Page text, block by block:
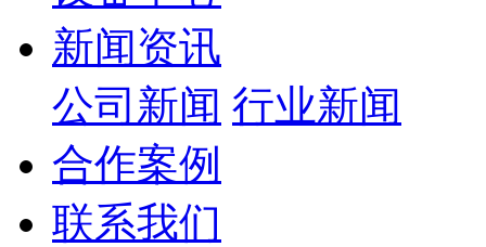
新闻资讯
公司新闻 行业新闻
合作案例
联系我们